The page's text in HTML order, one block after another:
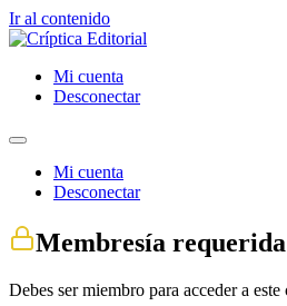
Ir al contenido
Mi cuenta
Desconectar
Mi cuenta
Desconectar
Membresía requerida
Debes ser miembro para acceder a este